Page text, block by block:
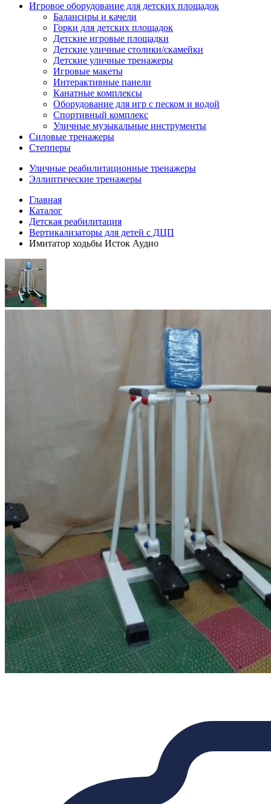
Игровое оборудование для детских площадок
Балансиры и качели
Горки для детских площадок
Детские игровые площадки
Детские уличные столики/скамейки
Детские уличные тренажеры
Игровые макеты
Интерактивные панели
Канатные комплексы
Оборудование для игр с песком и водой
Спортивный комплекс
Уличные музыкальные инструменты
Силовые тренажеры
Степперы
Уличные реабилитационные тренажеры
Эллиптические тренажеры
Главная
Каталог
Детская реабилитация
Вертикализаторы для детей с ДЦП
Имитатор ходьбы Исток Аудио